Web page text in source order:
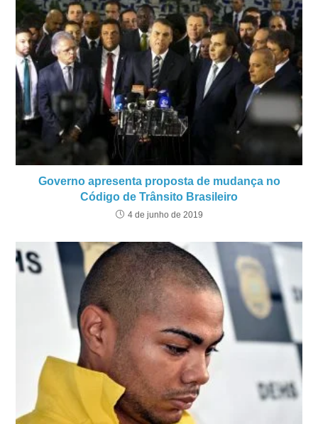
Governo apresenta proposta de mudança no
Código de Trânsito Brasileiro
4 de junho de 2019